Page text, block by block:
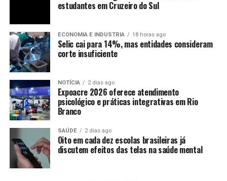
estudantes em Cruzeiro do Sul
ECONOMIA E INDUSTRIA 18 horas ago
Selic cai para 14%, mas entidades consideram
corte insuficiente
NOTÍCIA 2 dias ago
Expoacre 2026 oferece atendimento
psicológico e práticas integrativas em Rio
Branco
SAÚDE 2 dias ago
Oito em cada dez escolas brasileiras já
discutem efeitos das telas na saúde mental